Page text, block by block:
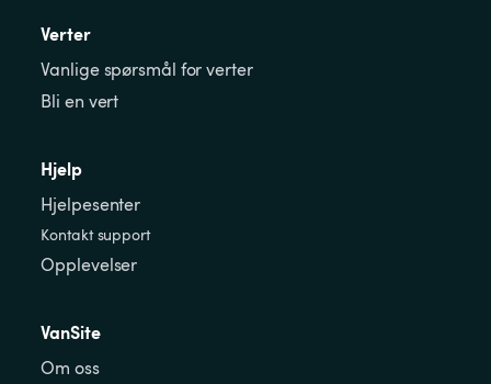
Verter
Vanlige spørsmål for verter
Bli en vert
Hjelp
Hjelpesenter
Kontakt support
Opplevelser
VanSite
Om oss